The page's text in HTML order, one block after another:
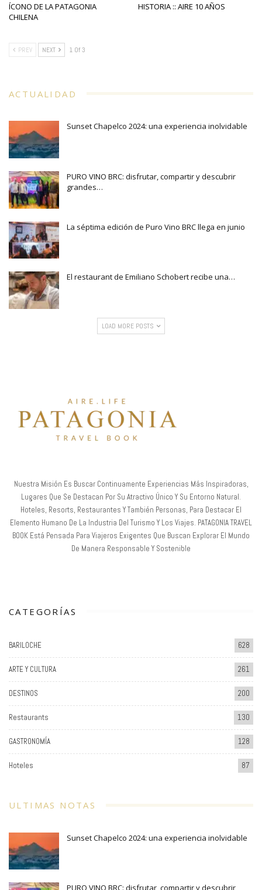
ÍCONO DE LA PATAGONIA
CHILENA
HISTORIA :: AIRE 10 AÑOS
PREV NEXT 1 Of 3
ACTUALIDAD
Sunset Chapelco 2024: una experiencia inolvidable
PURO VINO BRC: disfrutar, compartir y descubrir
grandes…
La séptima edición de Puro Vino BRC llega en junio
El restaurant de Emiliano Schobert recibe una…
LOAD MORE POSTS
Nuestra Misión Es Buscar Continuamente Experiencias Más Inspiradoras,
Lugares Que Se Destacan Por Su Atractivo Único Y Su Entorno Natural.
Hoteles, Resorts, Restaurantes Y También Personas, Para Destacar El
Elemento Humano De La Industria Del Turismo Y Los Viajes. PATAGONIA TRAVEL
BOOK Está Pensada Para Viajeros Exigentes Que Buscan Explorar El Mundo
De Manera Responsable Y Sostenible
CATEGORÍAS
BARILOCHE 628
ARTE Y CULTURA 261
DESTINOS 200
Restaurants 130
GASTRONOMÍA 128
Hoteles 87
ULTIMAS NOTAS
Sunset Chapelco 2024: una experiencia inolvidable